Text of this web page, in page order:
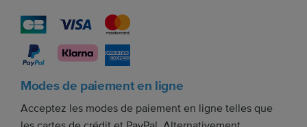
Modes de paiement en ligne
Acceptez les modes de paiement en ligne telles que